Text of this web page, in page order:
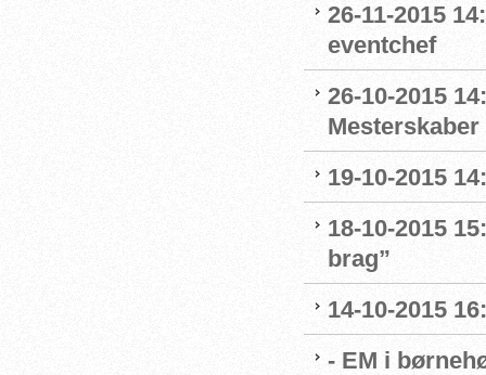
26-11-2015
eventchef
26-10-2015
19-10-2015
18-10-2015
brag”
14-10-2015
- EM i